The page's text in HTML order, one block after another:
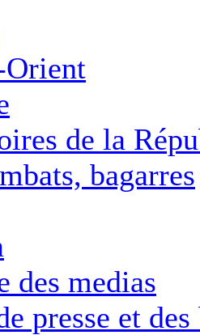
de la
bagarres
des medias
presse et